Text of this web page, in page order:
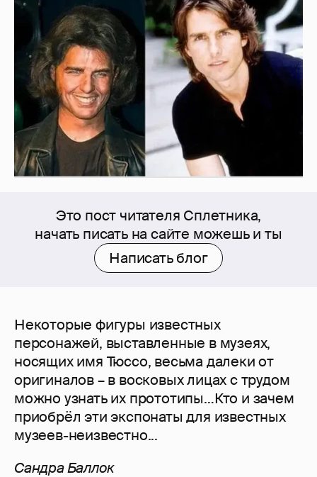
Это пост читателя Сплетника,
начать писать на сайте можешь и ты
Написать блог
Некоторые фигуры известных
персонажей, выставленные в музеях,
носящих имя Тюссо, весьма далеки от
оригиналов – в восковых лицах с трудом
можно узнать их прототипы…Кто и зачем
приобрёл эти экспонаты для известных
музеев-неизвестно...
Сандра Баллок